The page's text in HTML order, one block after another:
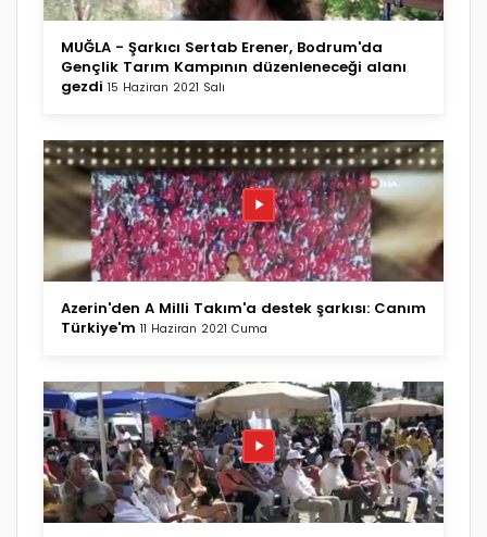
MUĞLA - Şarkıcı Sertab Erener, Bodrum'da
Gençlik Tarım Kampının düzenleneceği alanı
gezdi 15 Haziran 2021 Salı
Azerin'den A Milli Takım'a destek şarkısı: Canım
Türkiye'm 11 Haziran 2021 Cuma